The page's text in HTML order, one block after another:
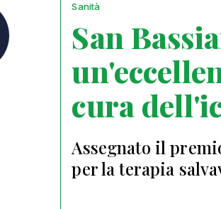
Sanità
San
cura
Assegnato il
per la terapia